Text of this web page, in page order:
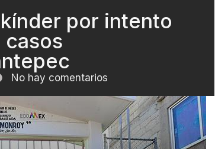
por intento
No hay comentarios